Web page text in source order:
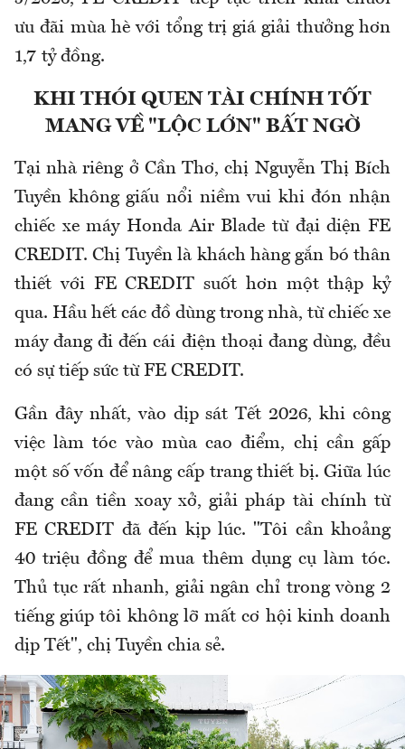
ưu đãi mùa hè với tổng trị giá giải thưởng hơn
1,7 tỷ đồng.
KHI THÓI QUEN TÀI CHÍNH TỐT
MANG VỀ "LỘC LỚN" BẤT NGỜ
Tại nhà riêng ở Cần Thơ, chị Nguyễn Thị Bích
Tuyền không giấu nổi niềm vui khi đón nhận
chiếc xe máy Honda Air Blade từ đại diện FE
CREDIT. Chị Tuyền là khách hàng gắn bó thân
thiết với FE CREDIT suốt hơn một thập kỷ
qua. Hầu hết các đồ dùng trong nhà, từ chiếc xe
máy đang đi đến cái điện thoại đang dùng, đều
có sự tiếp sức từ FE CREDIT.
Gần đây nhất, vào dịp sát Tết 2026, khi công
việc làm tóc vào mùa cao điểm, chị cần gấp
một số vốn để nâng cấp trang thiết bị. Giữa lúc
đang cần tiền xoay xở, giải pháp tài chính từ
FE CREDIT đã đến kịp lúc. "Tôi cần khoảng
40 triệu đồng để mua thêm dụng cụ làm tóc.
Thủ tục rất nhanh, giải ngân chỉ trong vòng 2
tiếng giúp tôi không lỡ mất cơ hội kinh doanh
dịp Tết", chị Tuyền chia sẻ.